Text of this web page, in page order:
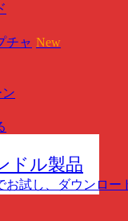
チャ New
ドル製品
お試し、ダウンロー